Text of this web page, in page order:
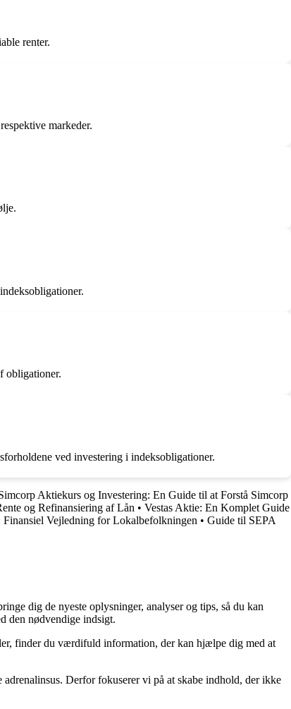
renter.
markeder.
obligationer.
ved investering i indeksobligationer.
Aktiekurs og Investering: En Guide til at Forstå Simcorp
og Refinansiering af Lån • Vestas Aktie: En Komplet Guide
Vejledning for Lokalbefolkningen • Guide til SEPA
dig de nyeste oplysninger, analyser og tips, så du kan
den nødvendige indsigt.
finder du værdifuld information, der kan hjælpe dig med at
Derfor fokuserer vi på at skabe indhold, der ikke